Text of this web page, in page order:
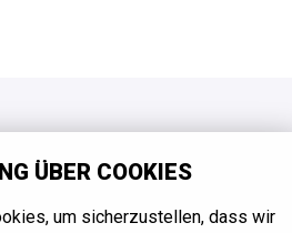
ÜBER COOKIES
um sicherzustellen, dass wir